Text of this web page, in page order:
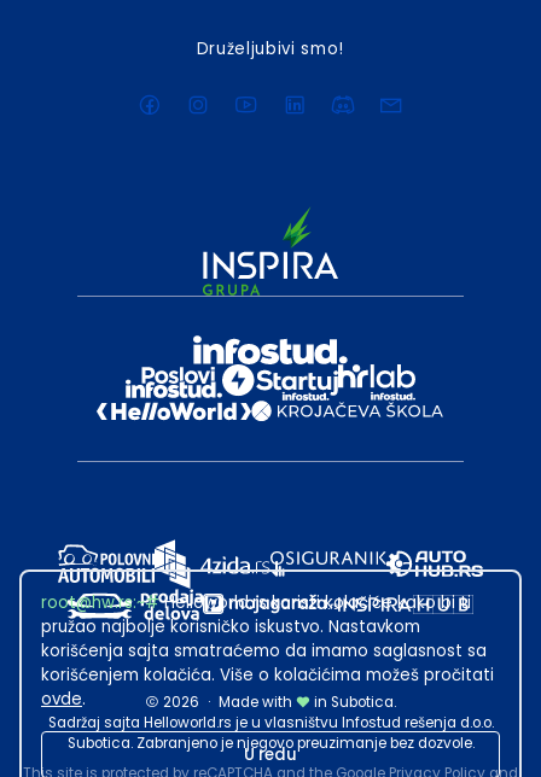
Druželjubivi smo!
2026 · Made with
in Subotica.
Sadržaj sajta Helloworld.rs je u vlasništvu Infostud rešenja d.o.o.
Subotica. Zabranjeno je njegovo preuzimanje bez dozvole.
root@hw.rs:~#Helloworld.rs koristi kolačiće kako bi ti
pružao najbolje korisničko iskustvo. Nastavkom
korišćenja sajta smatraćemo da imamo saglasnost sa
korišćenjem kolačića. Više o kolačićima možeš pročitati
ovde.
U redu